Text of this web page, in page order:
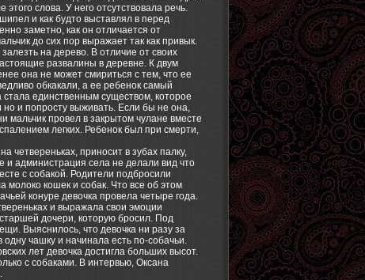
слова. У него отсутствовала речь.
и как будто выставлял в перед
заметно, как он отличается от
до сих пор выражает так как привык.
на дерево. В отличие от своих
развалины в деревне. К двум
она не может смириться с тем, что ее
обкакали, а ее ребенок самый
единственным существом, которое
но и попросту выживать. Если бы не она,
мальчик провел в закрытом чулане вместе
легких. Ребенок был при смерти,
четвереньках, приносит в зубах палку,
и администрация села не делали вид что
с собакой. Родители подбросили
молоко кошек и собак. Что все об этом
конуре девочка провела четыре года.
и выражала свои эмоции
дочери, которую бросил. Под
Выяснилось, что девочка ни разу за
чашку и начинала есть по-собачьи.
лет девочка достигла больших высот.
с собаками. В интервью, Оксана